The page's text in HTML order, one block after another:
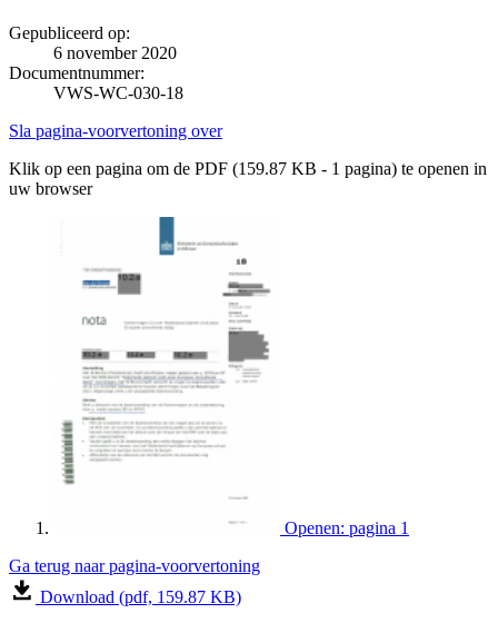
Gepubliceerd op:
6 november 2020
Documentnummer:
VWS-WC-030-18
Sla pagina-voorvertoning over
Klik op een pagina om de PDF (159.87 KB - 1 pagina) te openen in
uw browser
Openen: pagina 1
Ga terug naar pagina-voorvertoning
Download (pdf, 159.87 KB)